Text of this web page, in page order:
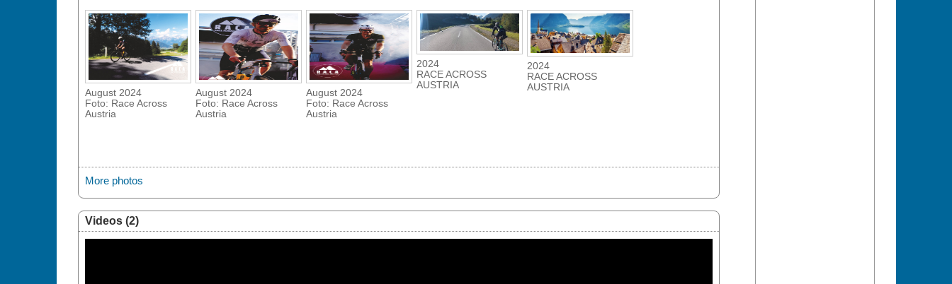
August 2024
Foto: Race Across
Austria
August 2024
Foto: Race Across
Austria
August 2024
Foto: Race Across
Austria
2024
RACE ACROSS
AUSTRIA
2024
RACE ACROSS
AUSTRIA
More photos
Videos (2)